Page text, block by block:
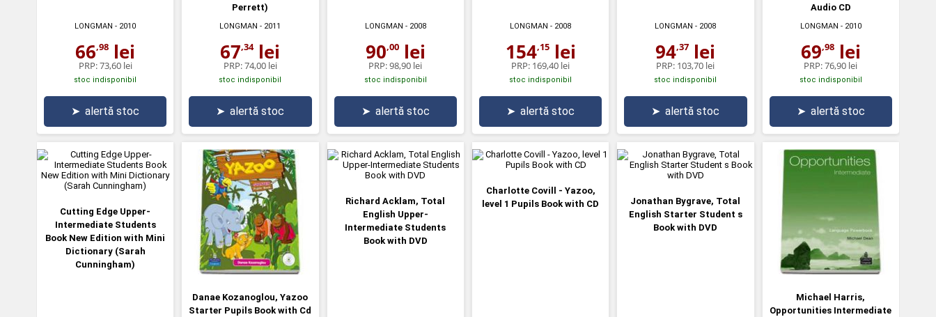
LONGMAN - 2010
66,98 lei
PRP:73,60 lei
stoc indisponibil
➤ alertă stoc
Perrett)
LONGMAN - 2011
67,34lei
PRP:74,00 lei
stoc indisponibil
➤ alertă stoc
LONGMAN - 2008
90,00lei
PRP:98,90 lei
stoc indisponibil
➤ alertă stoc
LONGMAN - 2008
154,15lei
PRP: 169,40 lei
stoc indisponibil
➤ alertă stoc
LONGMAN - 2008
94,37 lei
PRP: 103,70 lei
stoc indisponibil
➤ alertă stoc
Audio CD
LONGMAN - 2010
69,98lei
PRP:76,90 lei
stoc indisponibil
➤ alertă stoc
Cutting Edge Upper-
Intermediate Students
Book New Edition with Mini
Dictionary (Sarah
Cunningham)
Danae Kozanoglou, Yazoo
Starter Pupils Book with Cd
Richard Acklam, Total
English Upper-
Intermediate Students
Book with DVD
Charlotte Covill - Yazoo,
level 1 Pupils Book with CD
Jonathan Bygrave, Total
English Starter Student s
Book with DVD
Michael Harris,
Opportunities Intermediate